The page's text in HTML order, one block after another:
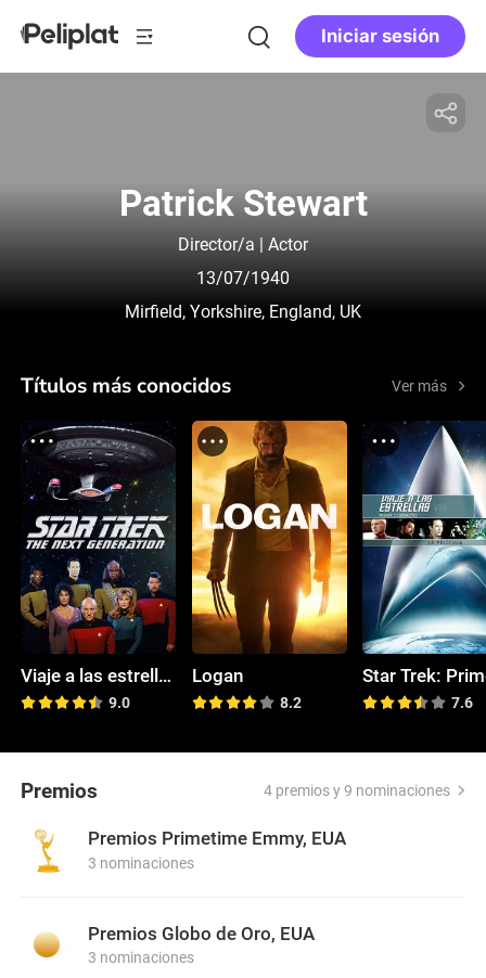
Iniciar sesión
Patrick Stewart
Director/a | Actor
13/07/1940
Mirfield, Yorkshire, England, UK
Títulos más conocidos Ver más
Viaje a las estrellas: La nueva generación
9.0
Logan
8.2 7.6
Premios 4 premios y 9 nominaciones
Premios Primetime Emmy, EUA
3 nominaciones
Premios Globo de Oro, EUA
3 nominaciones